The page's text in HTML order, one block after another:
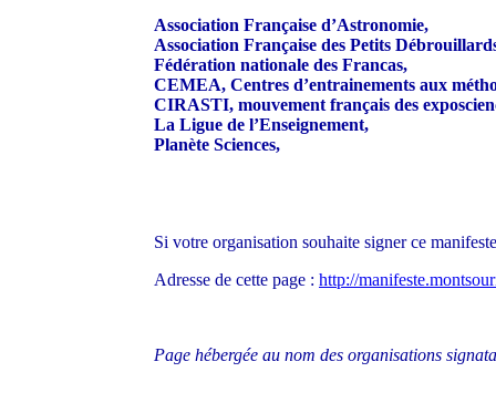
Association Française d’Astronomie,
Association Française des Petits
Fédération nationale des Francas,
CEMEA, Centres d’entrainements aux
CIRASTI, mouvement français des
La Ligue de l’Enseignement,
Planète Sciences,
Si votre organisation souhaite signer ce
Adresse de cette page : http://
Page hébergée au nom des organisations